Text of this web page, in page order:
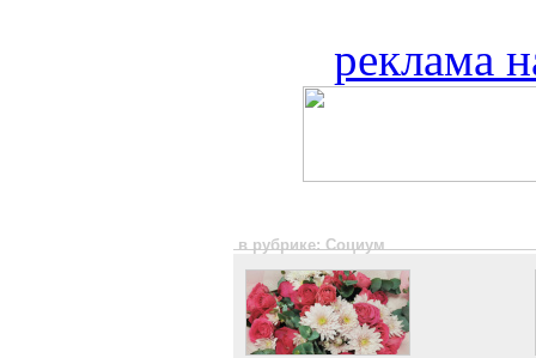
реклама
в рубрике: Социум